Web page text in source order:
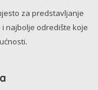
za predstavljanje
najbolje odredište koje